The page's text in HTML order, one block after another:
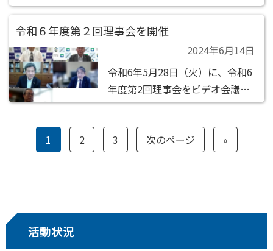
第2回社員総会の決議があったも
のとみなされました。 決議事項
（1）第1号議案 令和5年度貸借対
減計算書）の承認の件 （2）第2
号議案 理事6...
令和６年度第２回理事会を開催
2024年6月14日
令和6年5月28日（火）に、令和6
年度第2回理事会をビデオ会議
（ZOOM）で開催しました。 決
議事項 （1）第1号議案 令和5年
度計算書類・事業報告の承認の件
（2）第2号議案 令和6年度第2回
1 2 3 次のページ »
活動状況